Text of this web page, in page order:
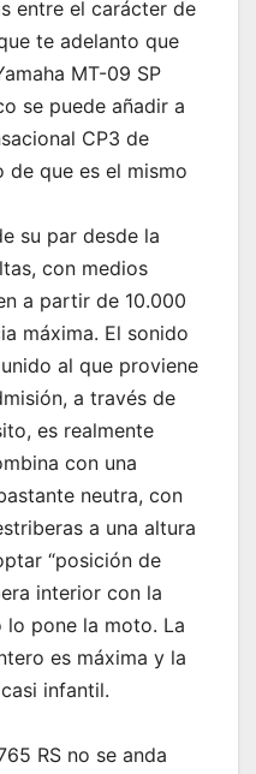
entre el carácter de
te adelanto que
MT-09 SP
se puede añadir a
CP3 de
de que es el mismo
su par desde la
con medios
a partir de 10.000
máxima. El sonido
al que proviene
a través de
es realmente
con una
neutra, con
a una altura
“posición de
interior con la
lo pone la moto. La
es máxima y la
infantil.
RS no se anda